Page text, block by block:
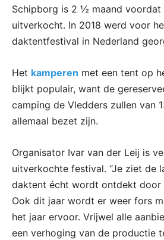
Schipborg is 2 ½ maand voordat
uitverkocht. In 2018 werd voor
daktentfestival in Nederland
Het kamperen met een tent op
blijkt populair, want de
camping de Vledders zullen van
allemaal bezet zijn.
Organisator Ivar van der Leij is
uitverkochte festival. “Je ziet de
daktent écht wordt ontdekt door
Ook dit jaar wordt er weer fors
het jaar ervoor. Vrijwel alle
een verhoging van de productie